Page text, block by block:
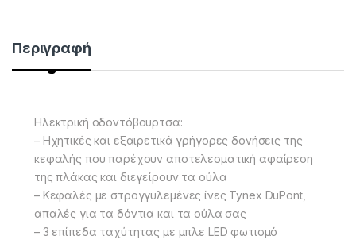
Περιγραφή
Ηλεκτρική οδοντόβουρτσα:
– Ηχητικές και εξαιρετικά γρήγορες δονήσεις της
κεφαλής που παρέχουν αποτελεσματική αφαίρεση
της πλάκας και διεγείρουν τα ούλα
– Κεφαλές με στρογγυλεμένες ίνες Tynex DuPont,
απαλές για τα δόντια και τα ούλα σας
– 3 επίπεδα ταχύτητας με μπλε LED φωτισμό